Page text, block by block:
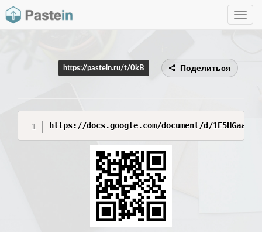
Toggle
https://pastein.ru/t/0kB Поделиться
https://docs.google.com/document/d/